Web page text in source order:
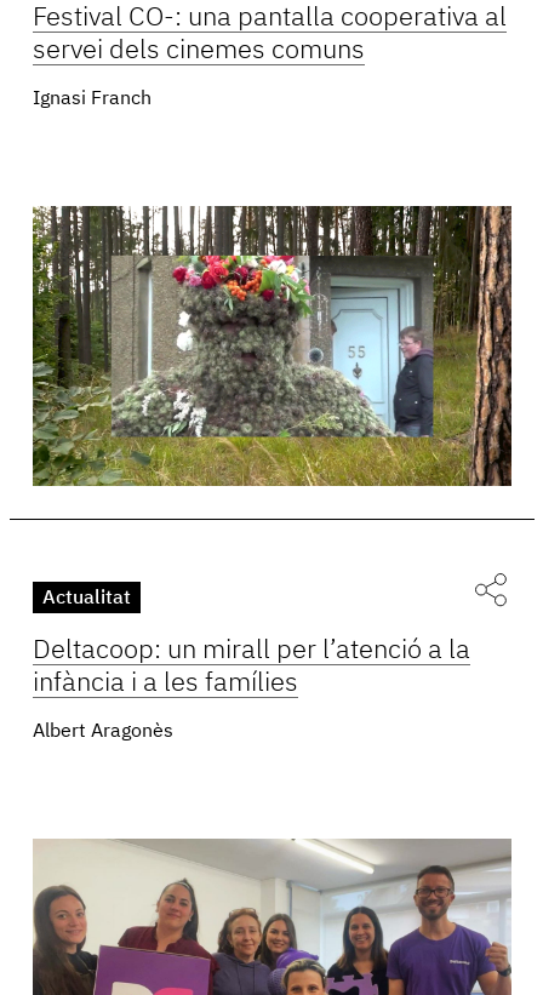
Festival CO-: una pantalla cooperativa al
servei dels cinemes comuns
Ignasi Franch
Actualitat
Deltacoop: un mirall per l’atenció a la
infància i a les famílies
Albert Aragonès